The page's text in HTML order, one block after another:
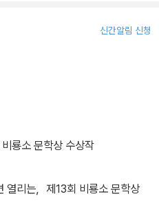
신간알림 신청
룡소 문학상 수상작
열리는，제13회 비룡소 문학상